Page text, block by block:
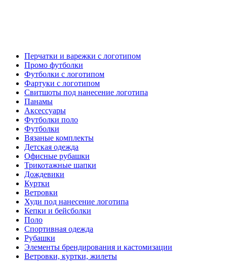
Перчатки и варежки с логотипом
Промо футболки
Футболки с логотипом
Фартуки с логотипом
Свитшоты под нанесение логотипа
Панамы
Аксессуары
Футболки поло
Футболки
Вязаные комплекты
Детская одежда
Офисные рубашки
Трикотажные шапки
Дождевики
Куртки
Ветровки
Худи под нанесение логотипа
Кепки и бейсболки
Поло
Спортивная одежда
Рубашки
Элементы брендирования и кастомизации
Ветровки, куртки, жилеты